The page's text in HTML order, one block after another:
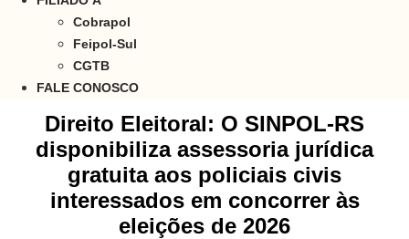
Cobrapol
Feipol-Sul
CGTB
FALE CONOSCO
Direito Eleitoral: O SINPOL-RS
disponibiliza assessoria jurídica
gratuita aos policiais civis
interessados em concorrer às
eleições de 2026